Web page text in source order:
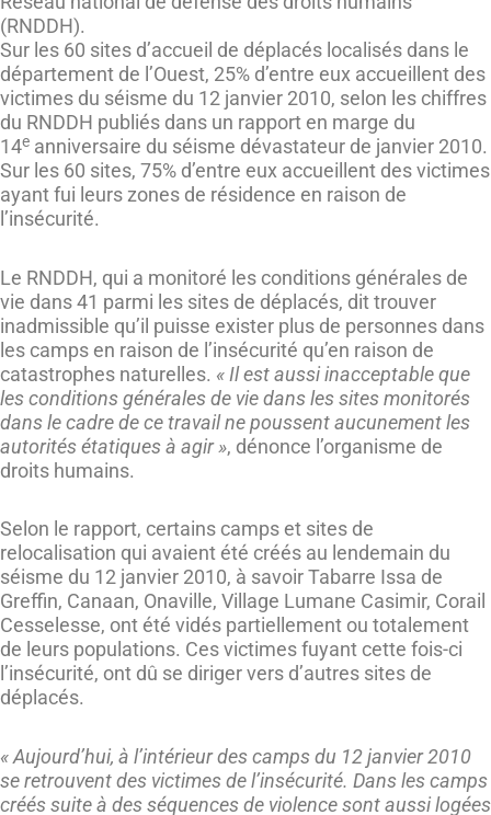
(RNDDH).
Sur les 60 sites d’accueil de déplacés localisés dans le
département de l’Ouest, 25% d’entre eux accueillent des
victimes du séisme du 12 janvier 2010, selon les chiffres
du RNDDH publiés dans un rapport en marge du
14e anniversaire du séisme dévastateur de janvier 2010.
Sur les 60 sites, 75% d’entre eux accueillent des victimes
ayant fui leurs zones de résidence en raison de
l’insécurité.
Le RNDDH, qui a monitoré les conditions générales de
vie dans 41 parmi les sites de déplacés, dit trouver
inadmissible qu’il puisse exister plus de personnes dans
les camps en raison de l’insécurité qu’en raison de
catastrophes naturelles. « Il est aussi inacceptable que
les conditions générales de vie dans les sites monitorés
dans le cadre de ce travail ne poussent aucunement les
autorités étatiques à agir », dénonce l’organisme de
droits humains.
Selon le rapport, certains camps et sites de
relocalisation qui avaient été créés au lendemain du
séisme du 12 janvier 2010, à savoir Tabarre Issa de
Greffin, Canaan, Onaville, Village Lumane Casimir, Corail
Cesselesse, ont été vidés partiellement ou totalement
de leurs populations. Ces victimes fuyant cette fois-ci
l’insécurité, ont dû se diriger vers d’autres sites de
déplacés.
« Aujourd’hui, à l’intérieur des camps du 12 janvier 2010
se retrouvent des victimes de l’insécurité. Dans les camps
créés suite à des séquences de violence sont aussi logées